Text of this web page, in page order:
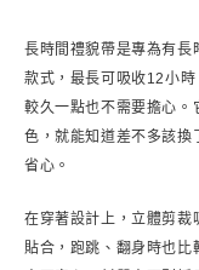
長時間禮貌帶是專為有長
款式，最長可吸收12小
較久一點也不需要擔心。
色，就能知道差不多該換
省心。
在穿著設計上，立體剪裁
貼合，跑跳、翻身時也比